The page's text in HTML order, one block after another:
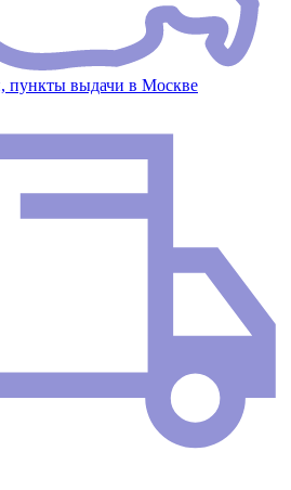
пункты выдачи в Москве